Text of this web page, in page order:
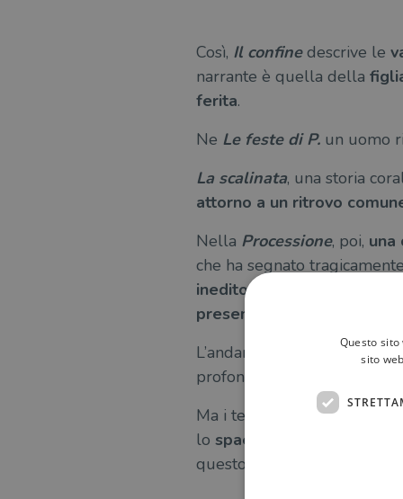
Così, Il confinedescrive le
narrante è quella della
ferita.
Ne Le feste di P.un uomo
La scalinata, una storia
attorno a un ritrovo
Nella Processione, poi, una
che ha segnato
ineditonella vita di una
presente
L’andamento della
profondamente, a partire da
Ma i temi di questo libro,
lo spaesamento
questo,
Questo
sito